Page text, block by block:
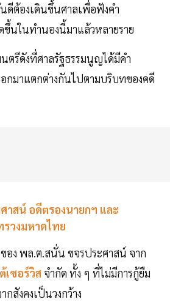
ดีต้องเดินขึ้นศาลเพื่อฟังคำ
นในทำนองนี้มาแล้วหลายราย
ตรีดังที่ศาลรัฐธรรมนูญได้มีคำ
กมาแตกต่างกันไปตามบริบทของคดี
สน์ อดีตรองนายกฯ และ
รวงมหาดไทย
อง พล.ต.สนั่น ขจรประศาสน์ จาก
เซอร์วิส จำกัด ทั้ง ๆ ที่ไม่มีการกู้ยืม
กสังคงเป็นวงกว้าง